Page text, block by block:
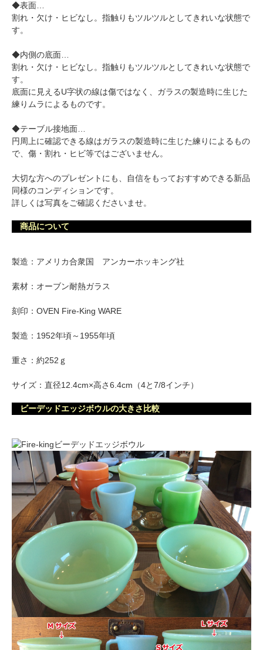
◆表面…
割れ・欠け・ヒビなし。指触りもツルツルとしてきれいな状態で
す。
◆内側の底面…
割れ・欠け・ヒビなし。指触りもツルツルとしてきれいな状態で
す。
底面に見えるU字状の線は傷ではなく、ガラスの製造時に生じた
練りムラによるものです。
◆テーブル接地面…
円周上に確認できる線はガラスの製造時に生じた練りによるもの
で、傷・割れ・ヒビ等ではございません。
大切な方へのプレゼントにも、自信をもっておすすめできる新品
同様のコンディションです。
詳しくは写真をご確認くださいませ。
商品について
製造：アメリカ合衆国 アンカーホッキング社
素材：オーブン耐熱ガラス
刻印：OVEN Fire-King WARE
製造：1952年頃～1955年頃
重さ：約252ｇ
サイズ：直径12.4cm×高さ6.4cm（4と7/8インチ）
ビーデッドエッジボウルの大きさ比較